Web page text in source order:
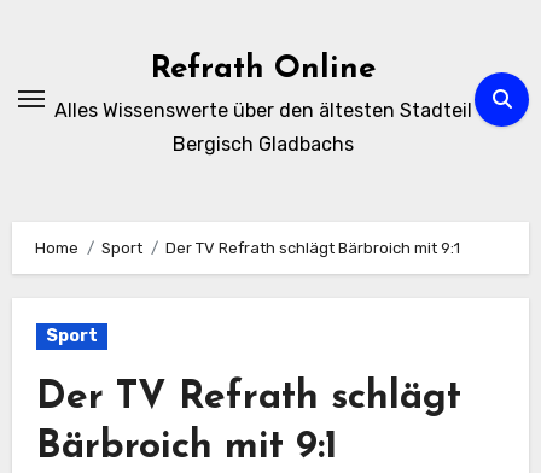
Refrath Online
Alles Wissenswerte über den ältesten Stadteil
Bergisch Gladbachs
Home Sport Der TV Refrath schlägt Bärbroich mit 9:1
Sport
Der TV Refrath schlägt
Bärbroich mit 9:1